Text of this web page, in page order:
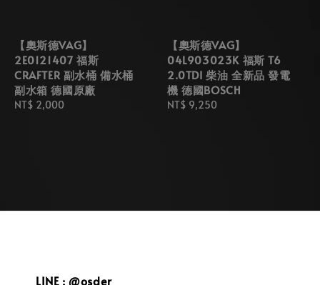
【奧斯德VAG】
2E0121407 福斯
CRAFTER 副水桶 備水桶
副水箱 德國原廠
Regular
NT$ 2,000
【奧斯德VAG】
04L903023K 福斯 T6
2.0TDI 柴油 全新品 發電
機 德國BOSCH
Regular
NT$ 9,250
LINE : @osder